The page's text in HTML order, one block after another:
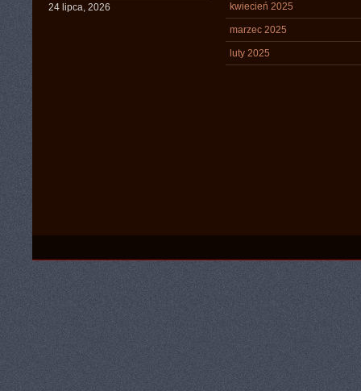
24 lipca, 2026
kwiecień 2025
marzec 2025
luty 2025